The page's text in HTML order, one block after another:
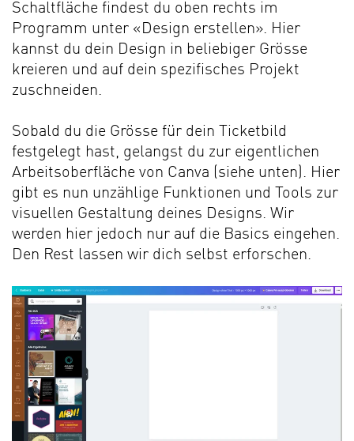
Schaltfläche findest du oben rechts im
Programm unter «Design erstellen». Hier
kannst du dein Design in beliebiger Grösse
kreieren und auf dein spezifisches Projekt
zuschneiden.
Sobald du die Grösse für dein Ticketbild
festgelegt hast, gelangst du zur eigentlichen
Arbeitsoberfläche von Canva (siehe unten). Hier
gibt es nun unzählige Funktionen und Tools zur
visuellen Gestaltung deines Designs. Wir
werden hier jedoch nur auf die Basics eingehen.
Den Rest lassen wir dich selbst erforschen.